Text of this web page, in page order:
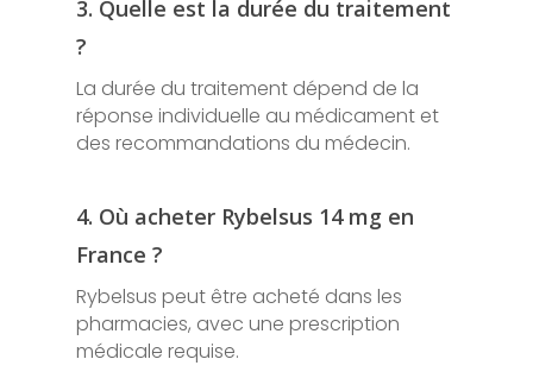
3. Quelle est la durée du traitement
?
La durée du traitement dépend de la
réponse individuelle au médicament et
des recommandations du médecin.
4. Où acheter Rybelsus 14 mg en
France ?
Rybelsus peut être acheté dans les
pharmacies, avec une prescription
médicale requise.